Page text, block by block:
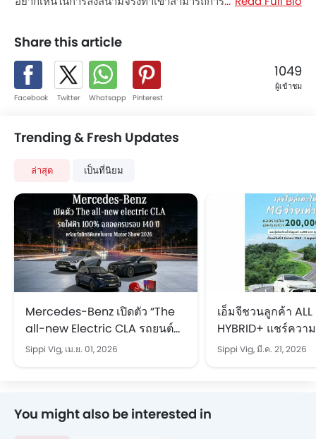
Share this article
Facebook Twitter Whatsapp Pinterest
1049
ผู้เข้าชม
Trending & Fresh Updates
ล่าสุด เป็นที่นิยม
Mercedes-Benz เปิดตัว “The
all-new Electric CLA รถยนต์
ไฟฟ้า 100%” ฉลอง 140 ปีในงาน
Sippi Vig, เม.ย. 01, 2026
เอ็มจีชวนลูกค้า ALL
HYBRID+ แชร์ควา
พร้อมอวดเลขไมล์ ลุ้นรางวัล
Sippi Vig,มี.ค. 21, 2026
You might also be interested in